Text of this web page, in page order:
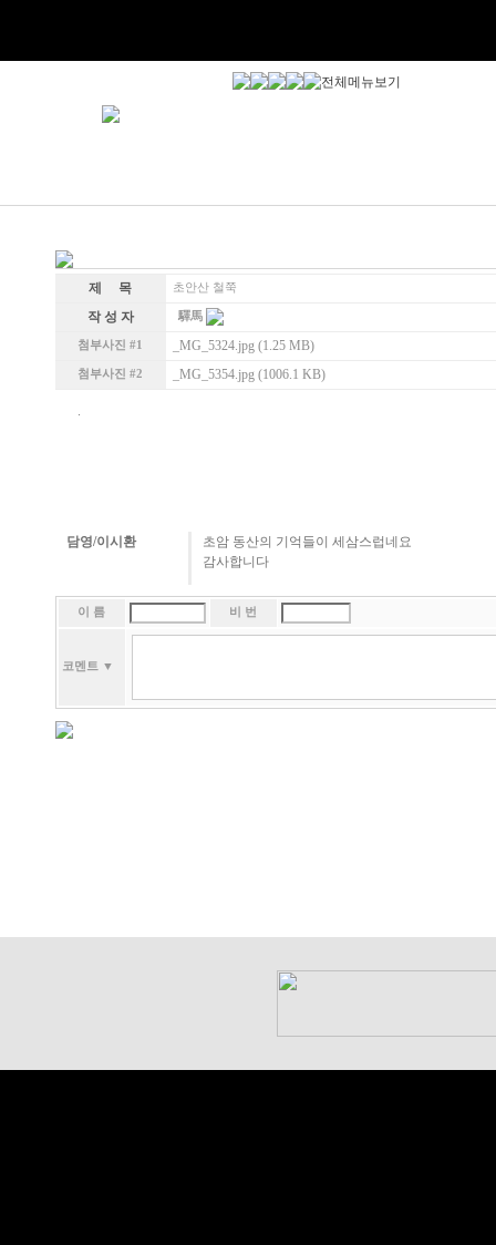
제 목 초안산 철쭉
작 성 자 驛馬
첨부사진 #1 _MG_5324.jpg (1.25 MB)
첨부사진 #2 _MG_5354.jpg (1006.1 KB)
.
담영/이시환
초암 동산의 기억들이 세삼스럽네요
감사합니다
이 름 비 번
코멘트 ▼